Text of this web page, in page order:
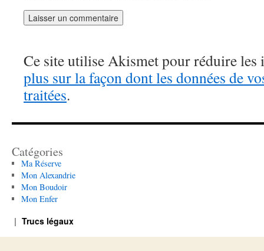
Ce site utilise Akismet pour réduire les
plus sur la façon dont les données de
traitées.
Catégories
Ma Réserve
Mon Alexandrie
Mon Boudoir
Mon Enfer
Trucs légaux